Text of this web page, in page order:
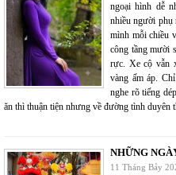
ngoại hình dễ
nhiều người phụ
mình mỗi chiều
công tầng mười
rực. Xe cộ vẫn
vàng ấm áp.
nghe rõ tiếng
ăn thì thuận tiện nhưng về đường tình duyên
NHỮNG
11 Tháng Bảy